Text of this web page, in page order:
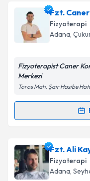
Fzt.
Fizyoterapi
Adana,
Fizyoterapist Caner
Merkezi
Toros Mah. Şair Hasibe
Randevu
Fzt. Caner
oluşturun. Size bu
takvim
Fzt. Ali
Fizyoterapi
Adana,